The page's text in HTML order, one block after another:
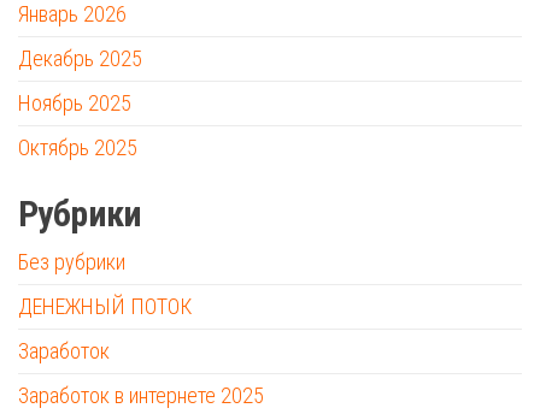
Январь 2026
Декабрь 2025
Ноябрь 2025
Октябрь 2025
Рубрики
Без рубрики
ДЕНЕЖНЫЙ ПОТОК
Заработок
Заработок в интернете 2025